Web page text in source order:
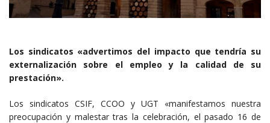
Los sindicatos «advertimos del impacto que tendría su
externalización sobre el empleo y la calidad de su
prestación».
Los sindicatos CSIF, CCOO y UGT «manifestamos nuestra
preocupación y malestar tras la celebración, el pasado 16 de